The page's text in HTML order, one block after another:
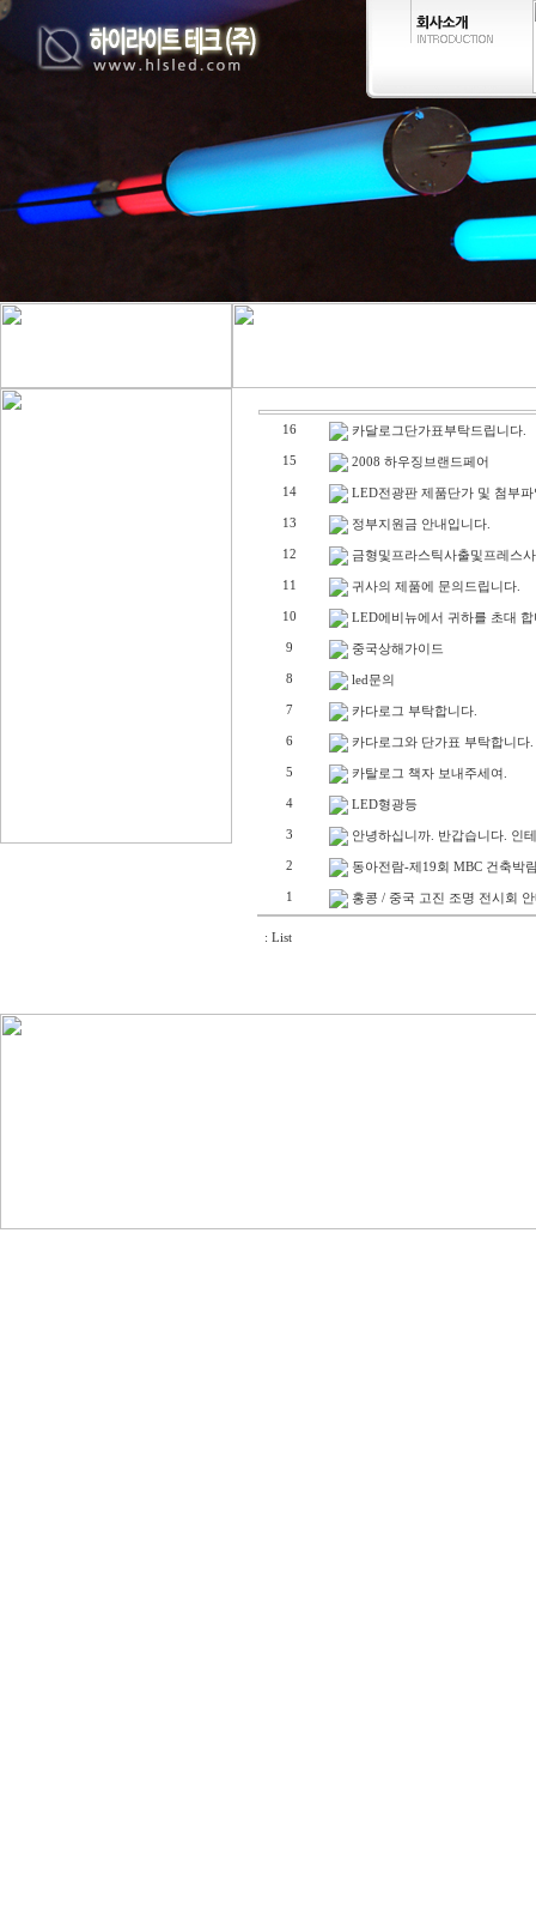
16 카달로그단가표부탁드립니다.
15 2008 하우징브랜드페어
14 LED전광판 제품단가 및 첨부파
13 정부지원금 안내입니다.
12 금형및프라스틱사출및프레스
11 귀사의 제품에 문의드립니다.
10 LED에비뉴에서 귀하를 초대 합
9 중국상해가이드
8 led문의
7 카다로그 부탁합니다.
6 카다로그와 단가표 부탁합니다.
5 카탈로그 책자 보내주세여.
4 LED형광등
3 안녕하십니까. 반갑습니다. 인
2 동아전람-제19회 MBC 건축박
1 홍콩 / 중국 고진 조명 전시회
: List